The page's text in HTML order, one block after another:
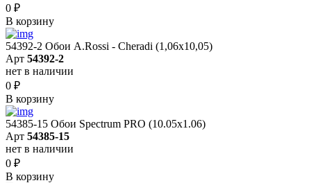
0 ₽
В корзину
54392-2 Обои A.Rossi - Cheradi (1,06x10,05)
Арт 54392-2
нет в наличии
0 ₽
В корзину
54385-15 Обои Spectrum PRO (10.05х1.06)
Арт 54385-15
нет в наличии
0 ₽
В корзину